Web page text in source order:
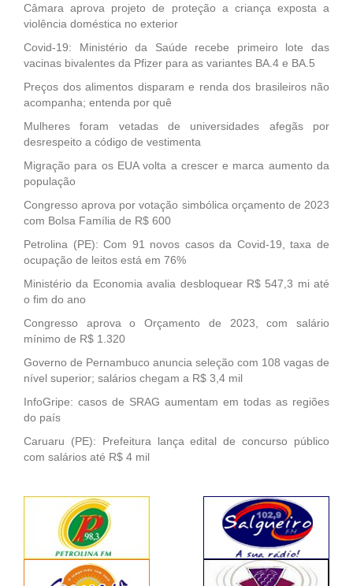
Câmara aprova projeto de proteção a criança exposta a
violência doméstica no exterior
Covid-19: Ministério da Saúde recebe primeiro lote das
vacinas bivalentes da Pfizer para as variantes BA.4 e BA.5
Preços dos alimentos disparam e renda dos brasileiros não
acompanha; entenda por quê
Mulheres foram vetadas de universidades afegãs por
desrespeito a código de vestimenta
Migração para os EUA volta a crescer e marca aumento da
população
Congresso aprova por votação simbólica orçamento de 2023
com Bolsa Família de R$ 600
Petrolina (PE): Com 91 novos casos da Covid-19, taxa de
ocupação de leitos está em 76%
Ministério da Economia avalia desbloquear R$ 547,3 mi até
o fim do ano
Congresso aprova o Orçamento de 2023, com salário
mínimo de R$ 1.320
Governo de Pernambuco anuncia seleção com 108 vagas de
nível superior; salários chegam a R$ 3,4 mil
InfoGripe: casos de SRAG aumentam em todas as regiões
do país
Caruaru (PE): Prefeitura lança edital de concurso público
com salários até R$ 4 mil